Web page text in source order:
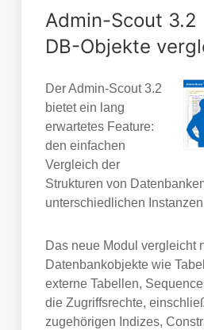
Admin-Scout 3.2
DB-Objekte
Der Admin-Scout 3.2
bietet ein lang
erwartetes Feature:
den einfachen
Vergleich der
Strukturen von
unterschiedlichen
Das neue Modul vergleicht
Datenbankobjekte wie
externe Tabellen,
die Zugriffsrechte,
zugehörigen Indizes,